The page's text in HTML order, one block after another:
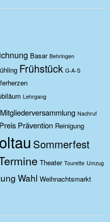
Basar Behringen
Frühstück G-A-S
Lehrgang
Mitgliederversammlung Nachruf
Preis Prävention Reinigung
Sommerfest
Theater Tourette Umzug
Wahl Weihnachtsmarkt